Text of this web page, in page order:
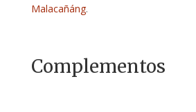
Malacañáng.
Complementos